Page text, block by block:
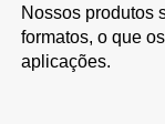
Nossos produtos
formatos, o que
aplicações.